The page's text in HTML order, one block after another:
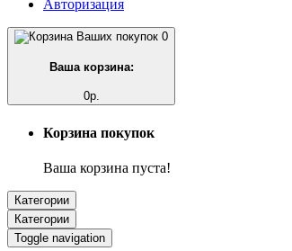
Авторизация
0
Ваша корзина:
0р.
Корзина покупок
Ваша корзина пуста!
Категории
Категории
Toggle navigation